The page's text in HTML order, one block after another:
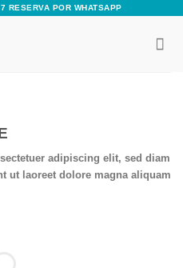
RESERVA POR WHATSAPP
adipiscing elit, sed diam
ut laoreet dolore magna aliquam